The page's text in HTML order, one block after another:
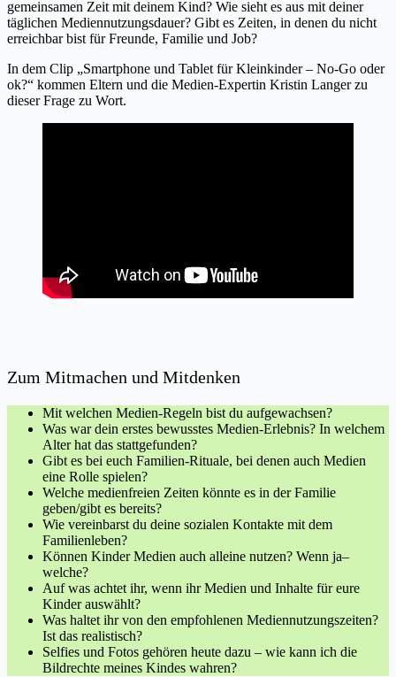
gemeinsamen Zeit mit deinem Kind? Wie sieht es aus mit deiner
täglichen Mediennutzungsdauer? Gibt es Zeiten, in denen du nicht
erreichbar bist für Freunde, Familie und Job?
In dem Clip „Smartphone und Tablet für Kleinkinder – No-Go oder
ok?“ kommen Eltern und die Medien-Expertin Kristin Langer zu
dieser Frage zu Wort.
Zum Mitmachen und Mitdenken
Mit welchen Medien-Regeln bist du aufgewachsen?
Was war dein erstes bewusstes Medien-Erlebnis? In welchem
Alter hat das stattgefunden?
Gibt es bei euch Familien-Rituale, bei denen auch Medien
eine Rolle spielen?
Welche medienfreien Zeiten könnte es in der Familie
geben/gibt es bereits?
Wie vereinbarst du deine sozialen Kontakte mit dem
Familienleben?
Können Kinder Medien auch alleine nutzen? Wenn ja–
welche?
Auf was achtet ihr, wenn ihr Medien und Inhalte für eure
Kinder auswählt?
Was haltet ihr von den empfohlenen Mediennutzungszeiten?
Ist das realistisch?
Selfies und Fotos gehören heute dazu – wie kann ich die
Bildrechte meines Kindes wahren?